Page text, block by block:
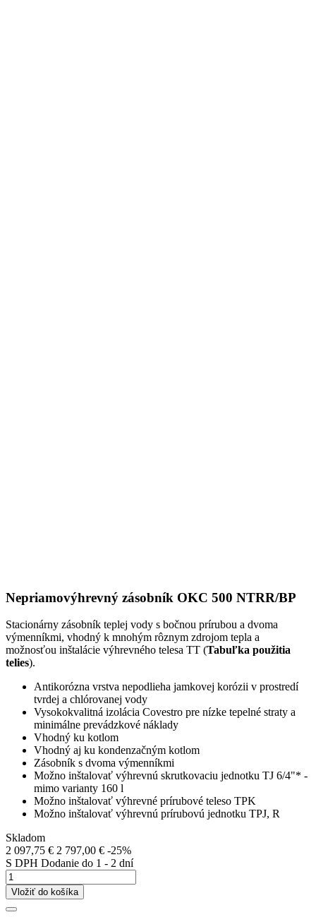
Nepriamovýhrevný zásobník OKC 500 NTRR/BP
Stacionárny zásobník teplej vody s bočnou prírubou a dvoma
výmenníkmi, vhodný k mnohým rôznym zdrojom tepla a
možnosťou inštalácie výhrevného telesa TT (Tabuľka použitia
telies).
Antikorózna vrstva nepodlieha jamkovej korózii v prostredí
tvrdej a chlórovanej vody
Vysokokvalitná izolácia Covestro pre nízke tepelné straty a
minimálne prevádzkové náklady
Vhodný ku kotlom
Vhodný aj ku kondenzačným kotlom
Zásobník s dvoma výmenníkmi
Možno inštalovať výhrevnú skrutkovaciu jednotku TJ 6/4"* -
mimo varianty 160 l
Možno inštalovať výhrevné prírubové teleso TPK
Možno inštalovať výhrevnú prírubovú jednotku TPJ, R
Skladom
2 097,75 € 2 797,00 € -25%
S DPH Dodanie do 1 - 2 dní
Vložiť do košíka